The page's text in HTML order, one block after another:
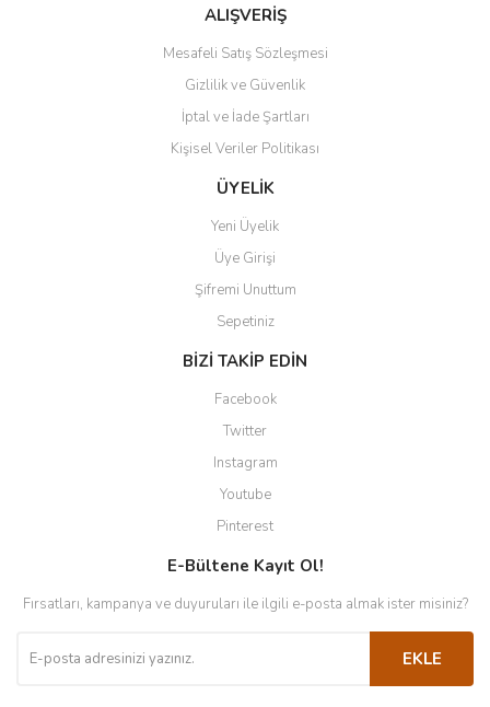
Bu ürüne benzer farklı alternatifler olmalı.
Gönder
ALIŞVERİŞ
Mesafeli Satış Sözleşmesi
Gizlilik ve Güvenlik
İptal ve İade Şartları
Kişisel Veriler Politikası
ÜYELİK
Yeni Üyelik
Üye Girişi
Şifremi Unuttum
Sepetiniz
BİZİ TAKİP EDİN
Facebook
Twitter
Instagram
Youtube
Pinterest
E-Bültene Kayıt Ol!
Fırsatları, kampanya ve duyuruları ile ilgili e-posta almak ister misiniz?
EKLE